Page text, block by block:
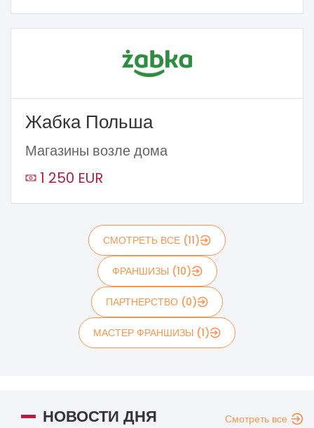
Жабка Польша
Магазины возле дома
1 250 EUR
СМОТРЕТЬ ВСЕ (11)
ФРАНШИЗЫ (10)
ПАРТНЕРСТВО (0)
МАСТЕР ФРАНШИЗЫ (1)
НОВОСТИ ДНЯ Смотреть все